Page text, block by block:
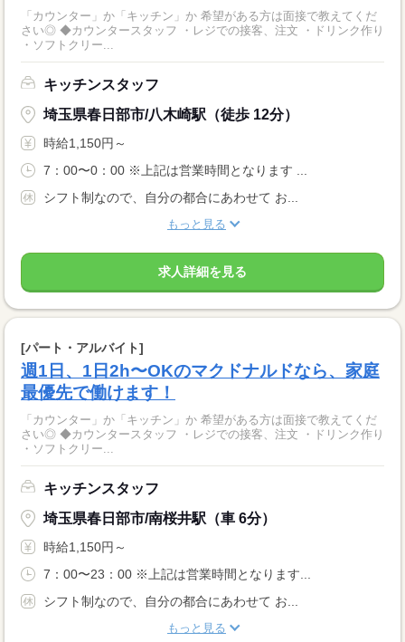
「カウンター」か「キッチン」か 希望がある方は面接で教えてくだ
さい◎ ◆カウンタースタッフ ・レジでの接客、注文 ・ドリンク作り
・ソフトクリー...
キッチンスタッフ
埼玉県春日部市/八木崎駅（徒歩 12分）
時給1,150円～
7：00〜0：00 ※上記は営業時間となります ...
シフト制なので、自分の都合にあわせて お...
もっと見る
求人詳細を見る
[パート・アルバイト]
週1日、1日2h〜OKのマクドナルドなら、家庭
最優先で働けます！
「カウンター」か「キッチン」か 希望がある方は面接で教えてくだ
さい◎ ◆カウンタースタッフ ・レジでの接客、注文 ・ドリンク作り
・ソフトクリー...
キッチンスタッフ
埼玉県春日部市/南桜井駅（車 6分）
時給1,150円～
7：00〜23：00 ※上記は営業時間となります...
シフト制なので、自分の都合にあわせて お...
もっと見る